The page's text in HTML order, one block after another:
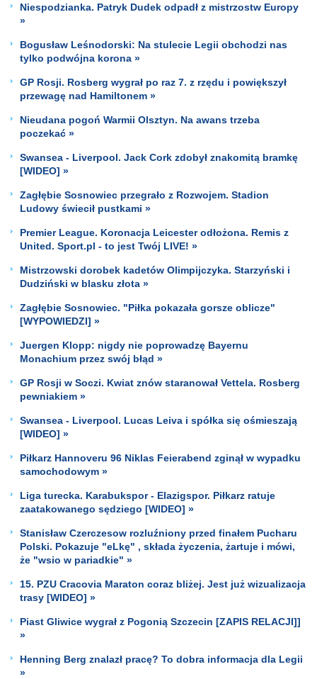
Niespodzianka. Patryk Dudek odpadł z mistrzostw Europy
»
Bogusław Leśnodorski: Na stulecie Legii obchodzi nas
tylko podwójna korona »
GP Rosji. Rosberg wygrał po raz 7. z rzędu i powiększył
przewagę nad Hamiltonem »
Nieudana pogoń Warmii Olsztyn. Na awans trzeba
poczekać »
Swansea - Liverpool. Jack Cork zdobył znakomitą bramkę
[WIDEO] »
Zagłębie Sosnowiec przegrało z Rozwojem. Stadion
Ludowy świecił pustkami »
Premier League. Koronacja Leicester odłożona. Remis z
United. Sport.pl - to jest Twój LIVE! »
Mistrzowski dorobek kadetów Olimpijczyka. Starzyński i
Dudziński w blasku złota »
Zagłębie Sosnowiec. "Piłka pokazała gorsze oblicze"
[WYPOWIEDZI] »
Juergen Klopp: nigdy nie poprowadzę Bayernu
Monachium przez swój błąd »
GP Rosji w Soczi. Kwiat znów staranował Vettela. Rosberg
pewniakiem »
Swansea - Liverpool. Lucas Leiva i spółka się ośmieszają
[WIDEO] »
Piłkarz Hannoveru 96 Niklas Feierabend zginął w wypadku
samochodowym »
Liga turecka. Karabukspor - Elazigspor. Piłkarz ratuje
zaatakowanego sędziego [WIDEO] »
Stanisław Czerczesow rozluźniony przed finałem Pucharu
Polski. Pokazuje "eLkę" , składa życzenia, żartuje i mówi,
że "wsio w pariadkie" »
15. PZU Cracovia Maraton coraz bliżej. Jest już wizualizacja
trasy [WIDEO] »
Piast Gliwice wygrał z Pogonią Szczecin [ZAPIS RELACJI]]
»
Henning Berg znalazł pracę? To dobra informacja dla Legii
»